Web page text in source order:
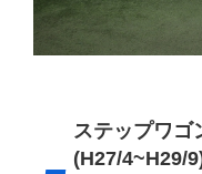
ステップワゴ
(H27/